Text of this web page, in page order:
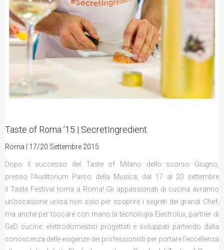
Taste of Roma ’15 | SecretIngredient
Roma | 17/20 Settembre 2015
Dopo il successo del Taste of Milano dello scorso Giugno,
presso l’Auditorium Parco della Musica, dal 17 al 20 settembre
il Taste Festival torna a Roma! Gli appassionati di cucina avranno
un’occasione unica non solo per scoprire i segreti dei grandi Chef,
ma anche per toccare con mano la tecnologia Electrolux, partner di
GeD cucine: elettrodomestici progettati e sviluppati partendo dalla
conoscenza delle esigenze dei professionisti per portare l’eccellenza